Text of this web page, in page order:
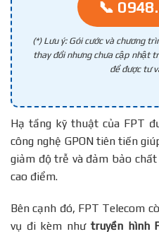
📞
(*) Lưu ý: Gói cước và chương
thay đổi nhưng chưa cập nhật
để được tư
Hạ tầng kỹ thuật của FPT
công nghệ GPON tiên tiến
giảm độ trễ và đảm bảo
cao điểm.
Bên cạnh đó, FPT Telecom
vụ đi kèm nhưtruyền hình